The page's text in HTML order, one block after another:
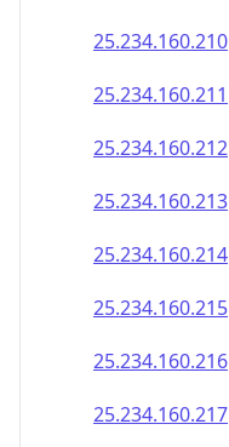
25.234.160.210
25.234.160.211
25.234.160.212
25.234.160.213
25.234.160.214
25.234.160.215
25.234.160.216
25.234.160.217